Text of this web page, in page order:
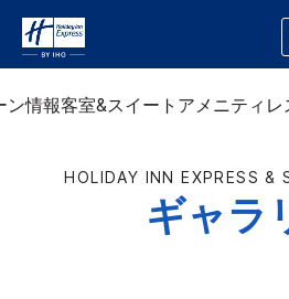
ン情報客室&スイート アメニティ レ
HOLIDAY INN EXPRESS &
ギャラ